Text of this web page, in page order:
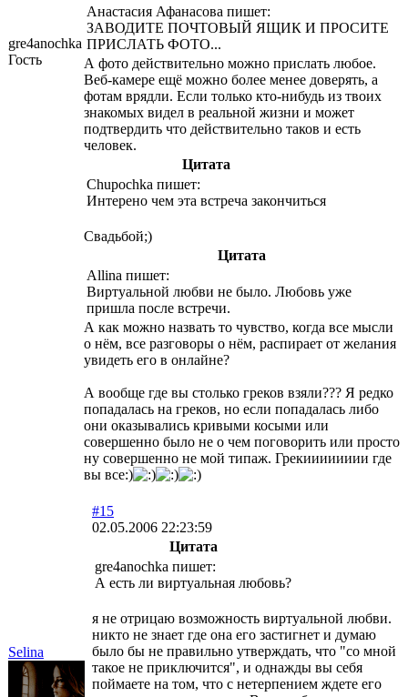
gre4anochka
Гость
Анастасия Афанасова пишет:
ЗАВОДИТЕ ПОЧТОВЫЙ ЯЩИК И ПРОСИТЕ
ПРИСЛАТЬ ФОТО...
А фото действительно можно прислать любое.
Веб-камере ещё можно более менее доверять, а
фотам врядли. Если только кто-нибудь из твоих
знакомых видел в реальной жизни и может
подтвердить что действительно таков и есть
человек.
Цитата
Chupochka пишет:
Интерено чем эта встреча закончиться
Свадьбой;)
Цитата
Allina пишет:
Виртуальной любви не было. Любовь уже
пришла после встречи.
А как можно назвать то чувство, когда все мысли
о нём, все разговоры о нём, распирает от желания
увидеть его в онлайне?
А вообще где вы столько греков взяли??? Я редко
попадалась на греков, но если попадалась либо
они оказывались кривыми косыми или
совершенно было не о чем поговорить или просто
ну совершенно не мой типаж. Грекииииииии где
вы все:)
Selina
#15
02.05.2006 22:23:59
Цитата
gre4anochka пишет:
А есть ли виртуальная любовь?
я не отрицаю возможность виртуальной любви.
никто не знает где она его застигнет и думаю
было бы не правильно утверждать, что "со мной
такое не приключится", и однажды вы себя
поймаете на том, что с нетерпением ждете его